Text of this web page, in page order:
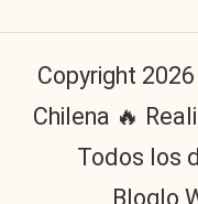
Copyright
Chilena 🔥
Todos los
Bloglo